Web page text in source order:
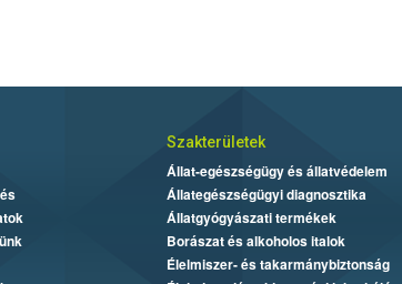
Szakterületek
Állat-egészségügy és állatvédelem
Állategészségügyi diagnosztika
Állatgyógyászati termékek
Borászat és alkoholos italok
Élelmiszer- és takarmánybiztonság